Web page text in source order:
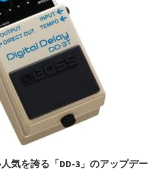
気を誇る「DD-3」のアップデー